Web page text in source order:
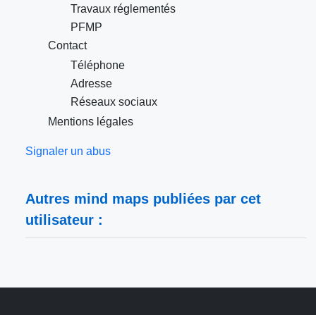
Travaux réglementés
PFMP
Contact
Téléphone
Adresse
Réseaux sociaux
Mentions légales
Signaler un abus
Autres mind maps publiées par cet
utilisateur :